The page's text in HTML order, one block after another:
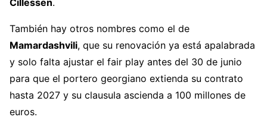
Cillessen.
También hay otros nombres como el de
Mamardashvili, que su renovación ya está apalabrada
y solo falta ajustar el fair play antes del 30 de junio
para que el portero georgiano extienda su contrato
hasta 2027 y su clausula ascienda a 100 millones de
euros.